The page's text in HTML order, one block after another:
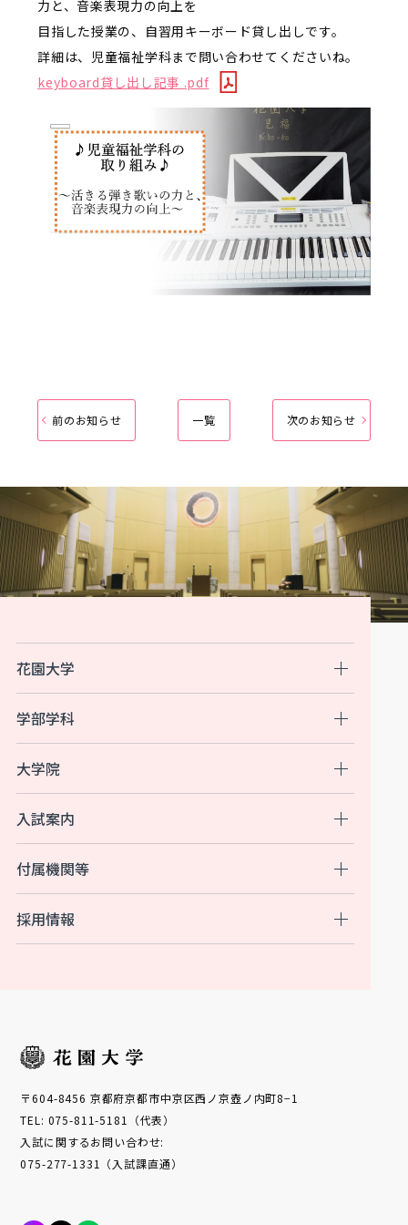
力と、音楽表現力の向上を
目指した授業の、自習用キーボード貸し出しです。
詳細は、児童福祉学科まで問い合わせてくださいね。
keyboard貸し出し記事 .pdf
前のお知らせ 一覧 次のお知らせ
花園大学
入試案内
付属機関等
学部学科
大学院
採用情報
〒604-8456 京都府京都市中京区西ノ京壺ノ内町8−1
TEL: 075-811-5181（代表）
入試に関するお問い合わせ:
075-277-1331（入試課直通）